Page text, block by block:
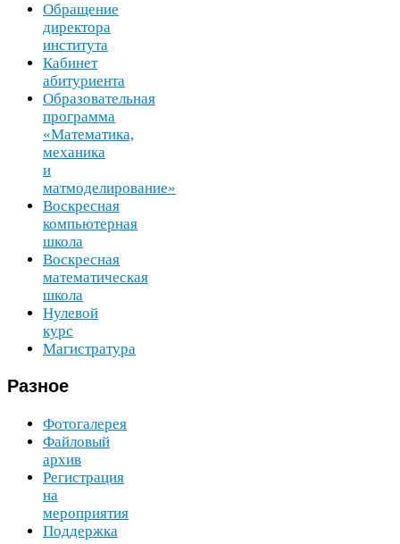
Обращение
директора
института
Кабинет
абитуриента
Образовательная
программа
«Математика,
механика
и
матмоделирование»
Воскресная
компьютерная
школа
Воскресная
математическая
школа
Нулевой
курс
Магистратура
Разное
Фотогалерея
Файловый
архив
Регистрация
на
мероприятия
Поддержка